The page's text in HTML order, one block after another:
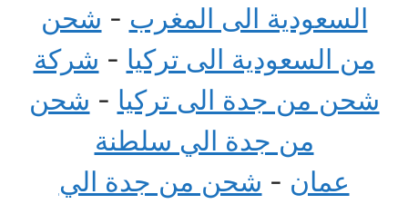
السعودية الى المغرب - شحن
من السعودية الى تركيا - شركة
شحن من جدة الى تركيا - شحن
من جدة الي سلطنة
عمان - شحن من جدة الي